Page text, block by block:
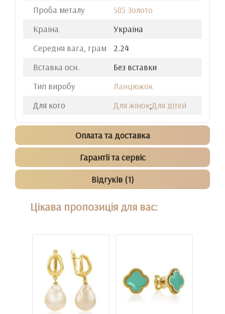
Проба металу
585 Золото
Країна
Україна
Середня вага, грам
2.24
Вставка осн.
Без вставки
Тип виробу
Ланцюжок
Для кого
Для жінок;Для дітей
Оплата та доставка
Гарантії та сервіс
Відгуків (1)
Цікава пропозиція для вас: